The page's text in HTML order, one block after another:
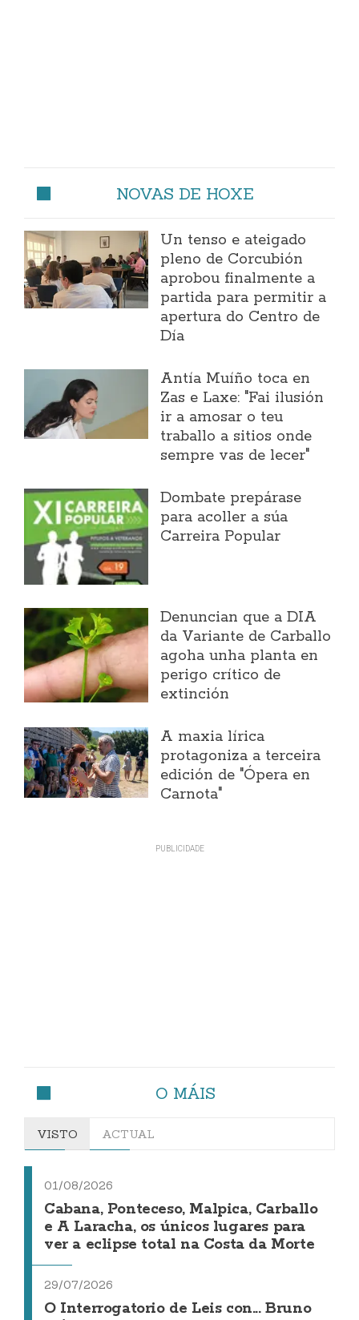
NOVAS DE HOXE
Un tenso e ateigado
pleno de Corcubión
aprobou finalmente a
partida para permitir a
apertura do Centro de
Día
Antía Muíño toca en
Zas e Laxe: "Fai ilusión
ir a amosar o teu
traballo a sitios onde
sempre vas de lecer"
Dombate prepárase
para acoller a súa
Carreira Popular
Denuncian que a DIA
da Variante de Carballo
agoha unha planta en
perigo crítico de
extinción
A maxia lírica
protagoniza a terceira
edición de "Ópera en
Carnota"
O MÁIS
VISTO ACTUAL
01/08/2026
Cabana, Ponteceso, Malpica, Carballo
e A Laracha, os únicos lugares para
ver a eclipse total na Costa da Morte
29/07/2026
O Interrogatorio de Leis con... Bruno